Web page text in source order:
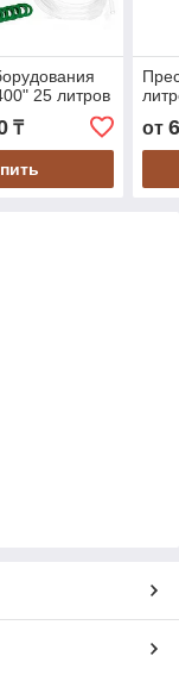
25 литров
₸ от